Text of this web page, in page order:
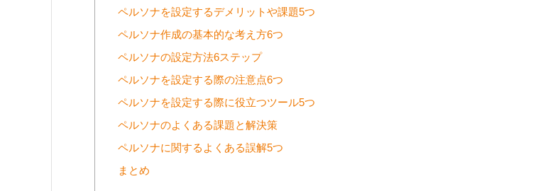
ペルソナを設定するデメリットや課題5つ
ペルソナ作成の基本的な考え方6つ
ペルソナの設定方法6ステップ
ペルソナを設定する際の注意点6つ
ペルソナを設定する際に役立つツール5つ
ペルソナのよくある課題と解決策
ペルソナに関するよくある誤解5つ
まとめ